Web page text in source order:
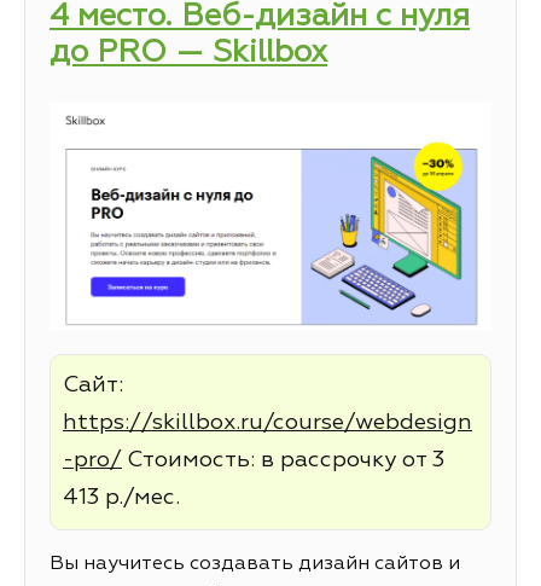
4 место. Веб-дизайн с нуля
до PRO — Skillbox
Сайт:
https://skillbox.ru/course/webdesign
-pro/ Стоимость: в рассрочку от 3
413 р./мес.
Вы научитесь создавать дизайн сайтов и